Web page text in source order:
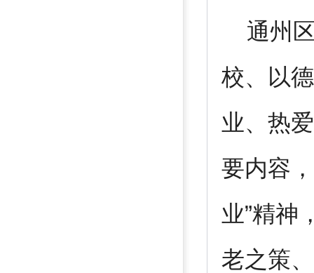
通州区
校、以
业、热
要内容
业”精神
老之策